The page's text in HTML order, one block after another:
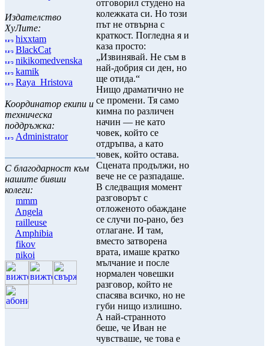
Издателство
ХуЛите:
hixxtam
BlackCat
nikikomedvenska
kamik
Raya_Hristova
Координатор екипи и
техническа
поддръжка:
Administrator
С благодарност към
нашите бивши
колеги:
mmm
Angela
railleuse
Amphibia
fikov
nikoi
отговорил студено на
колежката си. Но този
път не отвърна с
краткост. Погледна я и
каза просто:
„Извинявай. Не съм в
най-добрия си ден, но
ще отида.“
Нищо драматично не
се промени. Тя само
кимна по различен
начин — не като
човек, който се
отдръпва, а като
човек, който остава.
Сцената продължи, но
вече не се разпадаше.
В следващия момент
разговорът с
отложеното обаждане
се случи по-рано, без
отлагане. И там,
вместо затворена
врата, имаше кратко
мълчание и после
нормален човешки
разговор, който не
спасява всичко, но не
губи нищо излишно.
А най-странното
беше, че Иван не
чувстваше, че това е